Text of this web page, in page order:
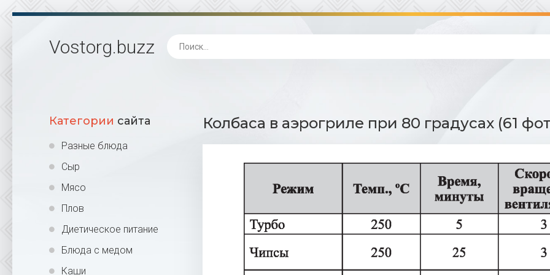
Vostorg.buzz
Категории сайта
Разные блюда
Сыр
Мясо
Плов
Диетическое питание
Блюда с медом
Каши
Колбаса в аэрогриле при 80 градусах (61